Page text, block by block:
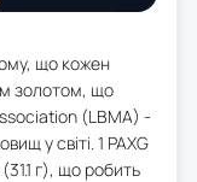
що кожен
золотом, що
(LBMA) -
у світі. 1 PAXG
г), що робить